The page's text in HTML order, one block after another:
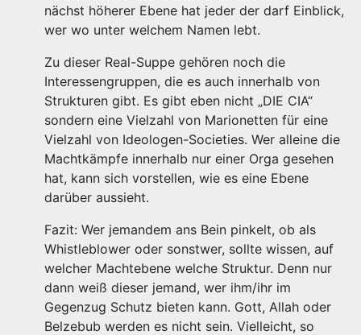
nächst höherer Ebene hat jeder der darf Einblick,
wer wo unter welchem Namen lebt.
Zu dieser Real-Suppe gehören noch die
Interessengruppen, die es auch innerhalb von
Strukturen gibt. Es gibt eben nicht „DIE CIA“
sondern eine Vielzahl von Marionetten für eine
Vielzahl von Ideologen-Societies. Wer alleine die
Machtkämpfe innerhalb nur einer Orga gesehen
hat, kann sich vorstellen, wie es eine Ebene
darüber aussieht.
Fazit: Wer jemandem ans Bein pinkelt, ob als
Whistleblower oder sonstwer, sollte wissen, auf
welcher Machtebene welche Struktur. Denn nur
dann weiß dieser jemand, wer ihm/ihr im
Gegenzug Schutz bieten kann. Gott, Allah oder
Belzebub werden es nicht sein. Vielleicht, so